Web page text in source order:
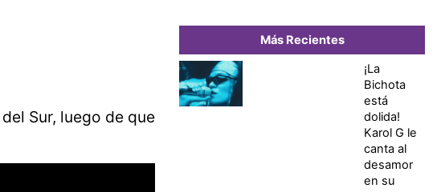
Sur, luego de que
Más Recientes
¡La
Bichota
está
dolida!
Karol G le
canta al
desamor
en su